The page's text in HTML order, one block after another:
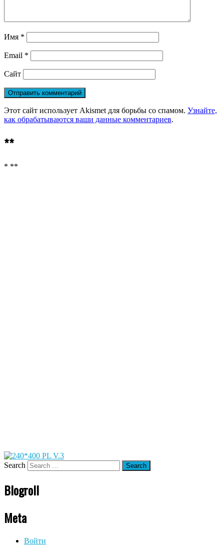
Имя *
Email *
Сайт
Этот сайт использует Akismet для борьбы со спамом. Узнайте,
как обрабатываются ваши данные комментариев.
**
* **
Search
Blogroll
Meta
Войти